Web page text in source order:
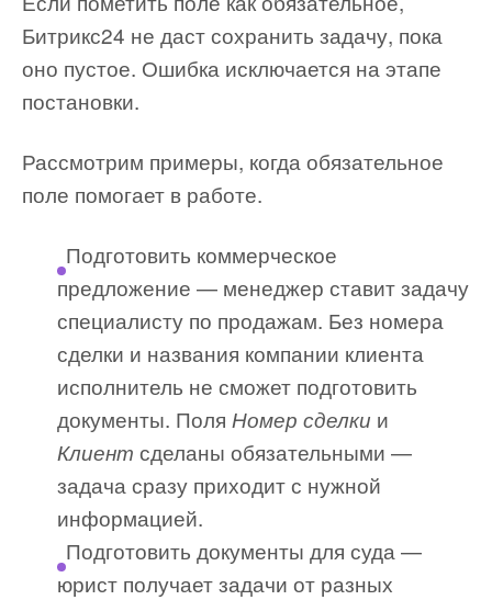
Битрикс24 не даст сохранить задачу, пока
оно пустое. Ошибка исключается на этапе
постановки.
Рассмотрим примеры, когда обязательное
поле помогает в работе.
Подготовить коммерческое
предложение — менеджер ставит задачу
специалисту по продажам. Без номера
сделки и названия компании клиента
исполнитель не сможет подготовить
документы. Поля Номер сделки и
Клиент сделаны обязательными —
задача сразу приходит с нужной
информацией.
Подготовить документы для суда —
юрист получает задачи от разных